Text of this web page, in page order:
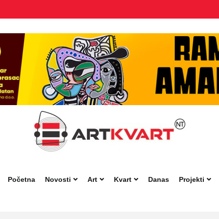
Početna
Novosti Art Kvart Danas Projekti